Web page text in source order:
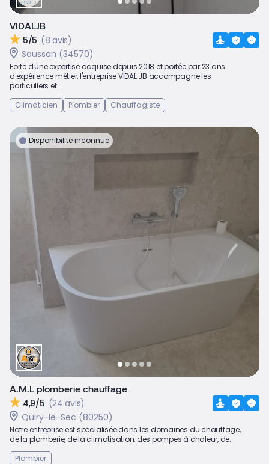
VIDALJB
5/5 (8 avis)
Saussan (34570)
Forte d'une expertise acquise depuis 2018 et portée par 23 ans
d'expérience métier, l'entreprise VIDAL JB accompagne les
particuliers et...
Climaticien
Plombier Chauffagiste
Disponibilité inconnue
A.M.L plomberie chauffage
4,9/5 (24 avis)
Quiry-le-Sec (80250)
Notre entreprise est spécialisée dans les domaines du chauffage,
de la plomberie, de la climatisation, des pompes à chaleur, de...
Plombier